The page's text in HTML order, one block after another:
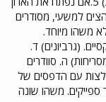
למשעי, מסודרים
משהו מיוחד.
(גרביונים) ד.
ה. סוודרים
עם הדפסים של
ספייקים. משהו שונה